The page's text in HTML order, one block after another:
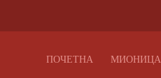
ПОЧЕТНА МИОНИЦА